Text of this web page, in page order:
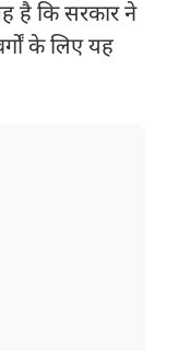
है कि सरकार ने
के लिए यह